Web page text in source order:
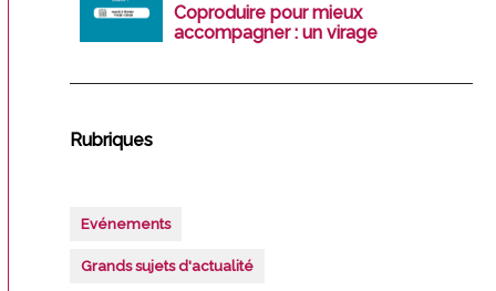
Coproduire pour mieux
accompagner : un virage
Rubriques
Evénements
Grands sujets d'actualité